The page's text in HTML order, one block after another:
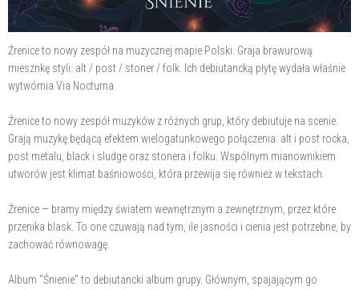
Źrenice to nowy zespół na muzycznej mapie Polski. Graja brawurową
miesznkę styli: alt / post / stoner / folk. Ich debiutancką płytę wydała właśnie
wytwórnia Via Nocturna.
Źrenice to nowy zespół muzyków z różnych grup, który debiutuje na scenie.
Grają muzykę będącą efektem wielogatunkowego połączenia: alt i post rocka,
post metalu, black i sludge oraz stonera i folku. Wspólnym mianownikiem
utworów jest klimat baśniowości, która przewija się również w tekstach.
Źrenice — bramy między światem wewnętrznym a zewnętrznym, przez które
przenika blask. To one czuwają nad tym, ile jasności i cienia jest potrzebne, by
zachować równowagę.
Album "Śnienie" to debiutancki album grupy. Głównym, spajającym go